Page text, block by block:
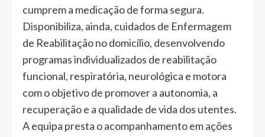
cumprem a medicação de forma segura.
Disponibiliza, ainda, cuidados de Enfermagem
de Reabilitação no domicílio, desenvolvendo
programas individualizados de reabilitação
funcional, respiratória, neurológica e motora
com o objetivo de promover a autonomia, a
recuperação e a qualidade de vida dos utentes.
A equipa presta o acompanhamento em ações